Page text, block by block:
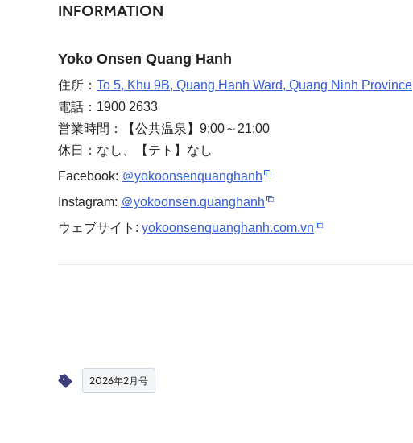
INFORMATION
Yoko Onsen Quang Hanh
住所： To 5, Khu 9B, Quang Hanh Ward, Quang Ninh Province
電話：1900 2633
営業時間：【公共温泉】9:00～21:00
休日：なし、【テト】なし
Facebook: ＠yokoonsenquanghanh
Instagram: ＠yokoonsen.quanghanh
ウェブサイト: yokoonsenquanghanh.com.vn
2026年2月号